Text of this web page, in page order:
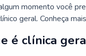
momento você
geral. Conheça
é clínica